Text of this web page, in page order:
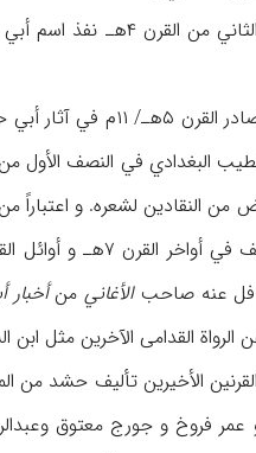
في المصادر الشیعیة أیضاً. وقد نسب ابن بابویه في
ولانجد في مصادر
البغدادي في النصف
۸ هـ مستثنی ن هذه القاعدة. وکما قال ابن منظور نفسه (
عنه صاحبالأغاني منأخبار
الرواة القدامی الآخرین مثل ابن
الأخیرین تألیف حشد من
فروخ و جورج معتوق